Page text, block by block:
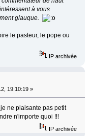
à vous
glauque.
le pasteur, le pope ou
IP archivée
19:10:19 »
ne plaisante pas petit
n'importe quoi !!!
IP archivée